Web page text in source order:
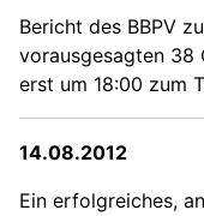
Bericht des BBPV
vorausgesagten 38
erst um 18:00 zum
14.08.2012
Ein erfolgreiches,